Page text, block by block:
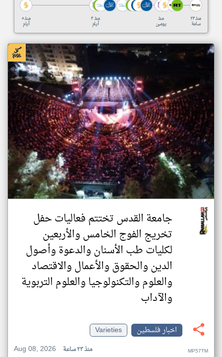
منذ ٥
أيام
منذ ٣
أيام
منذ
يومين
منذ ٢٣
ساعة
اخبار فلسطين من رام الله مكس
جامعة القدس تختتم فعاليات حفل
تخريج الفوج الخامس والأربعين
لكليات طب الأسنان والدعوة وأصول
الدين والحقوق والأعمال والاقتصاد
والعلوم والتكنولوجيا والعلوم التربوية
والآداب
اخبار فلسطين
Varieties
Aug 08, 2026
منذ ٢٣ ساعة MP57TM